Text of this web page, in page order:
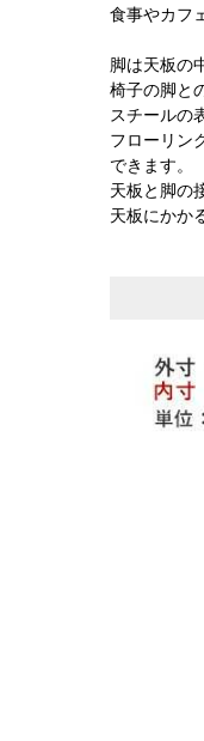
食事やカフ
脚は天板の
椅子の脚と
スチールの
フローリン
できます。
天板と脚の
天板にかか